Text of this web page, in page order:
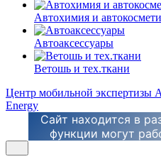
Автохимия и
Автоаксессуары
Ветошь и тех.ткани
Центр мобильной экспертизы
Energy
Сайт находится в
функции могут